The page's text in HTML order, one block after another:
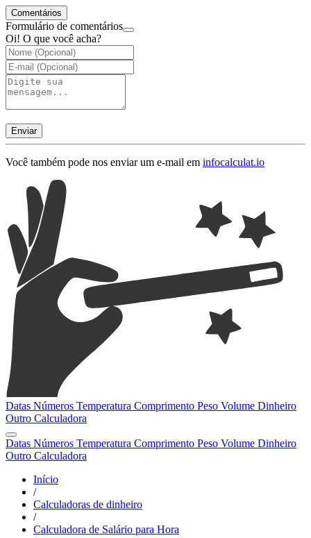
Comentários
Formulário de comentários
Oi! O que você acha?
Enviar
Você também pode nos enviar um e-mail em infocalculat.io
Datas Números Temperatura Comprimento Peso Volume Dinheiro
Outro Calculadora
Datas Números Temperatura Comprimento Peso Volume Dinheiro
Outro Calculadora
Início
/
Calculadoras de dinheiro
/
Calculadora de Salário para Hora